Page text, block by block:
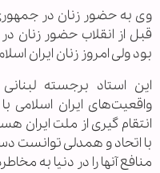
وی به حضور زنان در
قبل از انقلاب حضور زنان
بود ولی امروز زنان ایران
این استاد برجسته
واقعیت‌های ایران اسلامی
انتقام گیری از ملت ایران
با اتحاد و همدلی توانست
منافع آنها را در دنیا به